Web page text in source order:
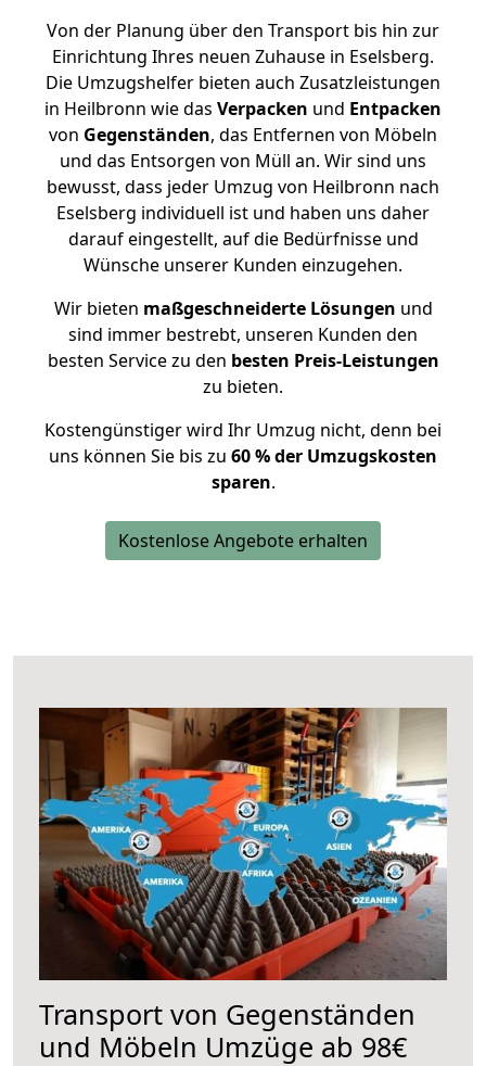
Von der Planung über den Transport bis hin zur
Einrichtung Ihres neuen Zuhause in Eselsberg.
Die Umzugshelfer bieten auch Zusatzleistungen
in Heilbronn wie das Verpacken und Entpacken
von Gegenständen, das Entfernen von Möbeln
und das Entsorgen von Müll an. Wir sind uns
bewusst, dass jeder Umzug von Heilbronn nach
Eselsberg individuell ist und haben uns daher
darauf eingestellt, auf die Bedürfnisse und
Wünsche unserer Kunden einzugehen.
Wir bieten maßgeschneiderte Lösungen und
sind immer bestrebt, unseren Kunden den
besten Service zu den besten Preis-Leistungen
zu bieten.
Kostengünstiger wird Ihr Umzug nicht, denn bei
uns können Sie bis zu 60 % der Umzugskosten
sparen.
Kostenlose Angebote erhalten
Transport von Gegenständen
und Möbeln Umzüge ab 98€